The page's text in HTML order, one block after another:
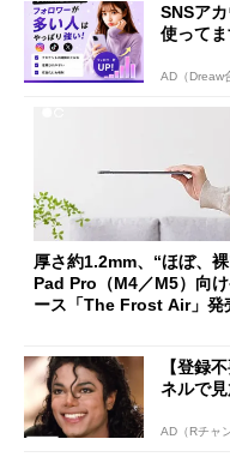
SNSア
使ってま
AD（Dreaw
厚さ約1.2mm、“ほぼ、
Pad Pro（M4／M5）向
ース「The Frost Air」
【登録
ネルで
AD（Rチャ